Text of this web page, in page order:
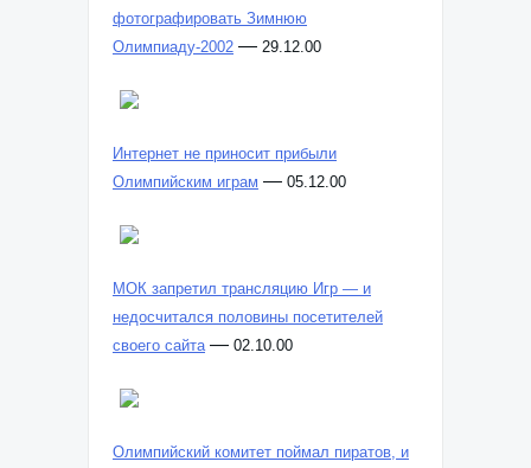
фотографировать Зимнюю
Олимпиаду-2002 — 29.12.00
Интернет не приносит прибыли
Олимпийским играм — 05.12.00
МОК запретил трансляцию Игр — и
недосчитался половины посетителей
своего сайта — 02.10.00
Олимпийский комитет поймал пиратов, и